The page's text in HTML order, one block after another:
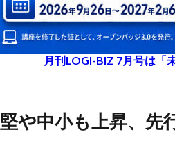
月刊LOGI-BIZ 7月号は「
中堅や中小も上昇、